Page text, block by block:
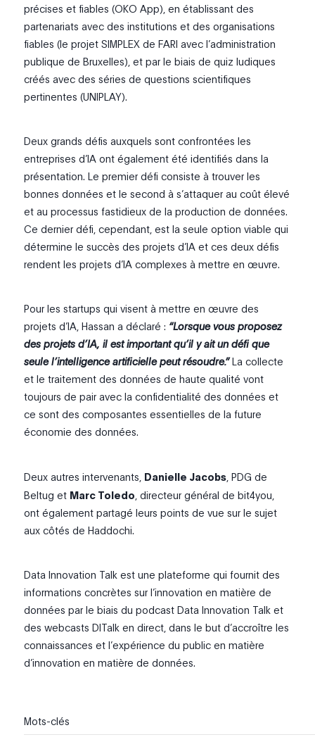
précises et fiables (OKO App), en établissant des
partenariats avec des institutions et des organisations
fiables (le projet SIMPLEX de FARI avec l’administration
publique de Bruxelles), et par le biais de quiz ludiques
créés avec des séries de questions scientifiques
pertinentes (UNIPLAY).
Deux grands défis auxquels sont confrontées les
entreprises d’IA ont également été identifiés dans la
présentation. Le premier défi consiste à trouver les
bonnes données et le second à s’attaquer au coût élevé
et au processus fastidieux de la production de données.
Ce dernier défi, cependant, est la seule option viable qui
détermine le succès des projets d’IA et ces deux défis
rendent les projets d’IA complexes à mettre en œuvre.
Pour les startups qui visent à mettre en œuvre des
projets d’IA, Hassan a déclaré : “Lorsque vous proposez
des projets d’IA, il est important qu’il y ait un défi que
seule l’intelligence artificielle peut résoudre.”La collecte
et le traitement des données de haute qualité vont
toujours de pair avec la confidentialité des données et
ce sont des composantes essentielles de la future
économie des données.
Deux autres intervenants, Danielle Jacobs , PDG de
Beltug et Marc Toledo , directeur général de bit4you,
ont également partagé leurs points de vue sur le sujet
aux côtés de Haddochi.
Data Innovation Talk est une plateforme qui fournit des
informations concrètes sur l’innovation en matière de
données par le biais du podcast Data Innovation Talk et
des webcasts DITalk en direct, dans le but d’accroître les
connaissances et l’expérience du public en matière
d’innovation en matière de données.
Mots-clés